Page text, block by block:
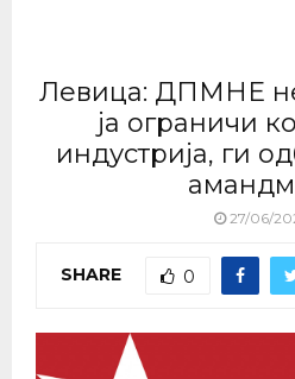
Левица: ДПМНЕ
ја ограничи
индустрија, ги
27/06/
SHARE 0